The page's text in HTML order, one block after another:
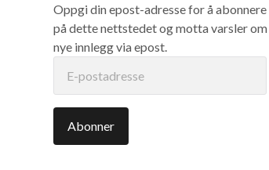
Oppgi din epost-adresse for å abonnere
på dette nettstedet og motta varsler om
nye innlegg via epost.
postadresse
Abonner